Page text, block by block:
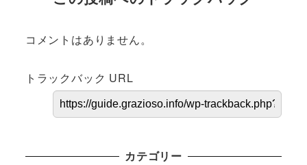
コメントはありません。
トラックバック URL
カテゴリー